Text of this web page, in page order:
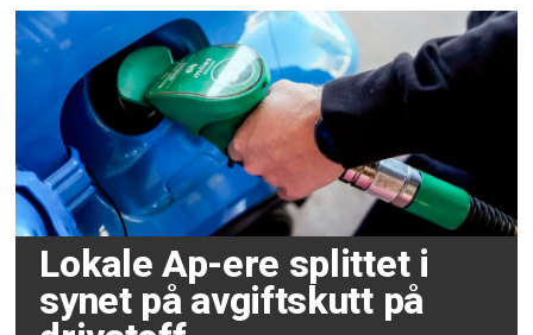
Lokale Ap-ere splittet i
synet på avgiftskutt på